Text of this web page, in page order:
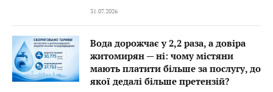
31.07.2026
Вода дорожчає у 2,2 раза, а довіра
житомирян — ні: чому містяни
мають платити більше за послугу, до
якої дедалі більше претензій?